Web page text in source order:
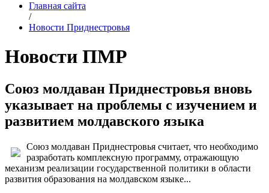
Главная сайта
/
Новости Приднестровья
Новости ПМР
Союз молдаван Приднестровья вновь
указывает на проблемы с изучением и
развитием молдавского языка
Союз молдаван Приднестровья считает, что необходимо
разработать комплексную программу, отражающую
механизм реализации государственной политики в области
развития образования на молдавском языке...